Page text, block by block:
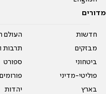
מדורים
חדשות
מבזקים
ביטחוני
פוליטי-מדיני
בארץ
העולם
תרבות
ספורט
פורומים
יהדות